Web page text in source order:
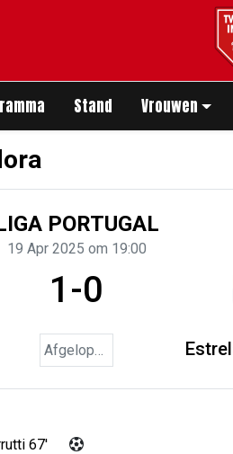
Stand Vrouwen
PORTUGAL
19 Apr 2025 om 19:00
1-0
67'